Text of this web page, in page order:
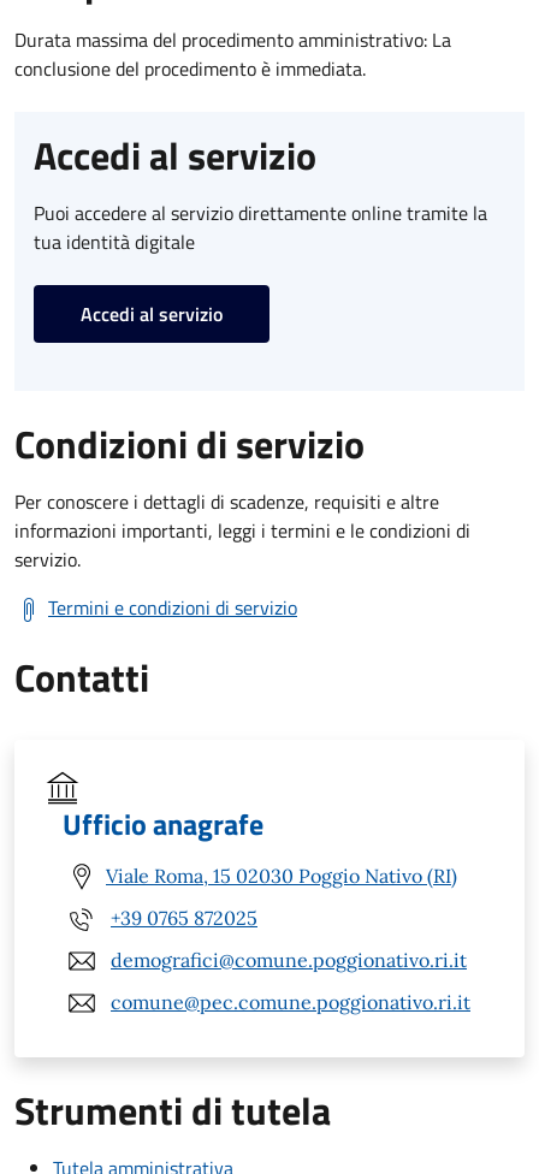
Durata massima del procedimento amministrativo: La
conclusione del procedimento è immediata.
Accedi al servizio
Puoi accedere al servizio direttamente online tramite la
tua identità digitale
Accedi al servizio
Condizioni di servizio
Per conoscere i dettagli di scadenze, requisiti e altre
informazioni importanti, leggi i termini e le condizioni di
servizio.
Termini e condizioni di servizio
Contatti
Ufficio anagrafe
Viale Roma, 15 02030 Poggio Nativo (RI)
+39 0765 872025
demografici@comune.poggionativo.ri.it
comune@pec.comune.poggionativo.ri.it
Strumenti di tutela
Tutela amministrativa